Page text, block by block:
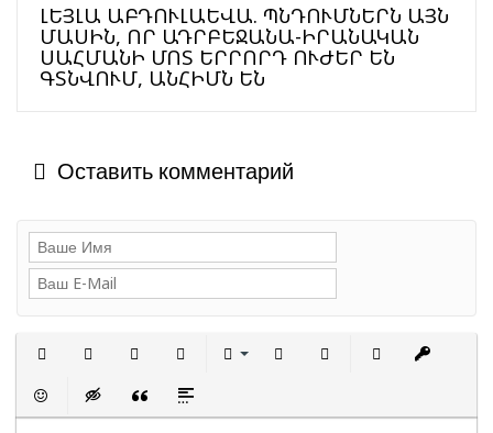
ԼԵՅԼԱ ԱԲԴՈՒԼԱԵՎԱ. ՊՆԴՈՒՄՆԵՐՆ ԱՅՆ
ՄԱՍԻՆ, ՈՐ ԱԴՐԲԵՋԱՆԱ-ԻՐԱՆԱԿԱՆ
ՍԱՀՄԱՆԻ ՄՈՏ ԵՐՐՈՐԴ ՈՒԺԵՐ ԵՆ
ԳՏՆՎՈՒՄ, ԱՆՀԻՄՆ ԵՆ
Оставить комментарий
Полужирный
Вставить смайлик
Вставка скрытого текста
Вставка цитаты
Вставка спойлера